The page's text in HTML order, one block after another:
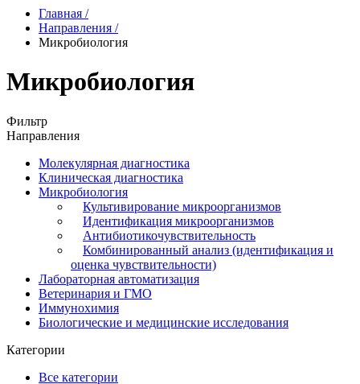
Главная /
Направления /
Микробиология
Микробиология
Фильтр
Направления
Молекулярная диагностика
Клиническая диагностика
Микробиология
Культивирование микроорганизмов
Идентификация микроорганизмов
Антибиотикочувствительность
Комбинированный анализ (идентификация и
оценка чувствительности)
Лабораторная автоматизация
Ветеринария и ГМО
Иммунохимия
Биологические и медицинские исследования
Категории
Все категории